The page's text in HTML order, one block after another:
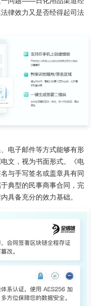
律效力又是否经得起司法
电子邮件等方式能够有形
文，视为书面形式。《电
与手写签名或盖章具有同
典型的民事商事合同，完
具备充分的效力基础。